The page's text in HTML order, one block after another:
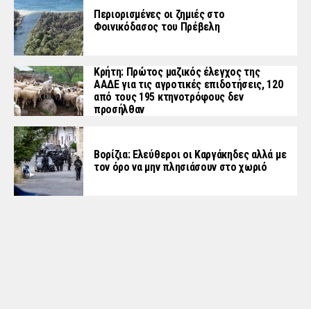
Περιορισμένες οι ζημιές στο
Φοινικόδασος του Πρέβελη
Κρήτη: Πρώτος μαζικός έλεγχος της
ΑΑΔΕ για τις αγροτικές επιδοτήσεις, 120
από τους 195 κτηνοτρόφους δεν
προσήλθαν
Βορίζια: Ελεύθεροι οι Καργάκηδες αλλά με
τον όρο να μην πλησιάσουν στο χωριό